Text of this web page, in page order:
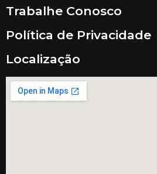
Trabalhe Conosco
Política de Privacidade
Localização